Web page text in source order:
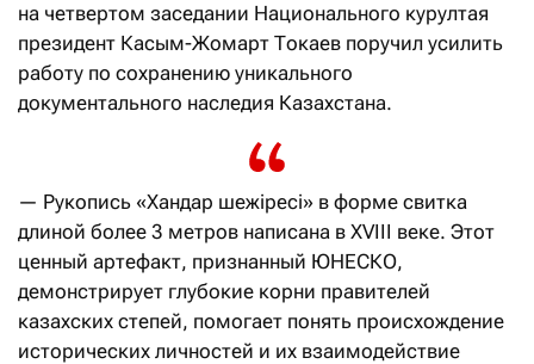
на четвертом заседании Национального курултая
президент Касым-Жомарт Токаев поручил усилить
работу по сохранению уникального
документального наследия Казахстана.
— Рукопись «Хандар шежіресі» в форме свитка
длиной более 3 метров написана в XVIII веке. Этот
ценный артефакт, признанный ЮНЕСКО,
демонстрирует глубокие корни правителей
казахских степей, помогает понять происхождение
исторических личностей и их взаимодействие